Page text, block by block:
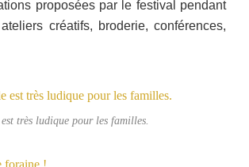
proposées par le festival pendant
créatifs, broderie, conférences,
très ludique pour les familles.